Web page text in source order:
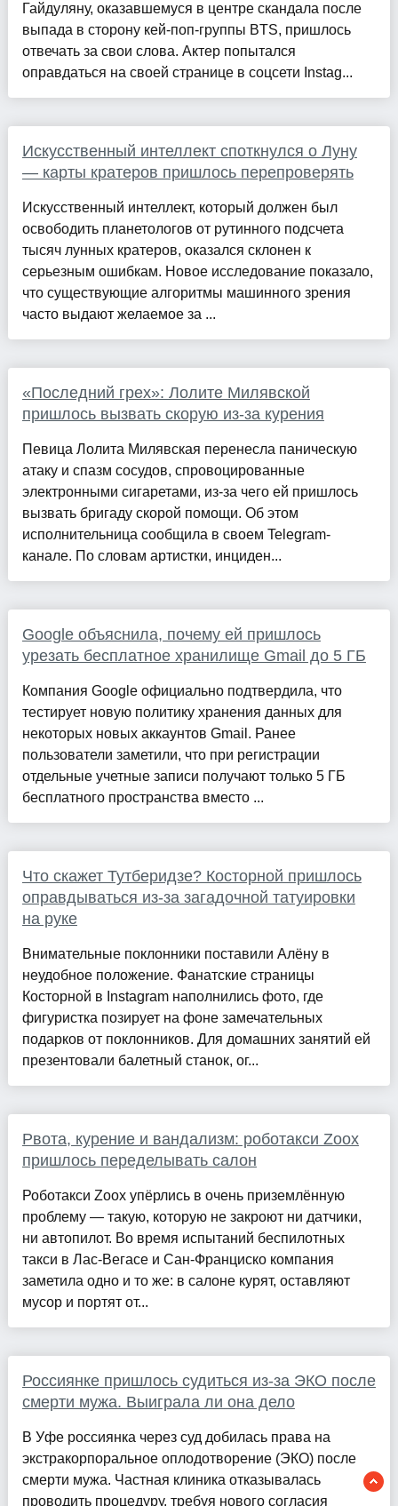
Гайдуляну, оказавшемуся в центре скандала после
выпада в сторону кей-поп-группы BTS, пришлось
отвечать за свои слова. Актер попытался
оправдаться на своей странице в соцсети Instag...
Искусственный интеллект споткнулся о Луну
— карты кратеров пришлось перепроверять
Искусственный интеллект, который должен был
освободить планетологов от рутинного подсчета
тысяч лунных кратеров, оказался склонен к
серьезным ошибкам. Новое исследование показало,
что существующие алгоритмы машинного зрения
часто выдают желаемое за ...
«Последний грех»: Лолите Милявской
пришлось вызвать скорую из-за курения
Певица Лолита Милявская перенесла паническую
атаку и спазм сосудов, спровоцированные
электронными сигаретами, из-за чего ей пришлось
вызвать бригаду скорой помощи. Об этом
исполнительница сообщила в своем Telegram-
канале. По словам артистки, инциден...
Google объяснила, почему ей пришлось
урезать бесплатное хранилище Gmail до 5 ГБ
Компания Google официально подтвердила, что
тестирует новую политику хранения данных для
некоторых новых аккаунтов Gmail. Ранее
пользователи заметили, что при регистрации
отдельные учетные записи получают только 5 ГБ
бесплатного пространства вместо ...
Что скажет Тутберидзе? Косторной пришлось
оправдываться из-за загадочной татуировки
на руке
Внимательные поклонники поставили Алёну в
неудобное положение. Фанатские страницы
Косторной в Instagram наполнились фото, где
фигуристка позирует на фоне замечательных
подарков от поклонников. Для домашних занятий ей
презентовали балетный станок, ог...
Рвота, курение и вандализм: роботакси Zoox
пришлось переделывать салон
Роботакси Zoox упёрлись в очень приземлённую
проблему — такую, которую не закроют ни датчики,
ни автопилот. Во время испытаний беспилотных
такси в Лас-Вегасе и Сан-Франциско компания
заметила одно и то же: в салоне курят, оставляют
мусор и портят от...
Россиянке пришлось судиться из-за ЭКО после
смерти мужа. Выиграла ли она дело
В Уфе россиянка через суд добилась права на
экстракорпоральное оплодотворение (ЭКО) после
смерти мужа. Частная клиника отказывалась
проводить процедуру, требуя нового согласия